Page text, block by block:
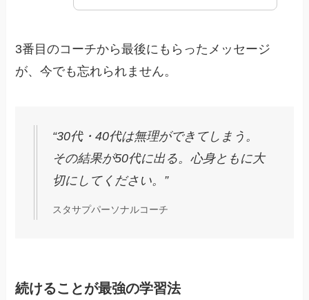
3番目のコーチから最後にもらったメッセージ
が、今でも忘れられません。
“30代・40代は無理ができてしまう。
その結果が50代に出る。心身ともに大
切にしてください。”
スタサプパーソナルコーチ
続けることが最強の学習法